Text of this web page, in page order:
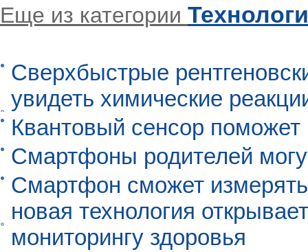
Еще из категории
Сверхбыстрые
увидеть химические
Квантовый сенсор
Смартфоны родителей
Смартфон сможет
новая технология
мониторингу здоровья